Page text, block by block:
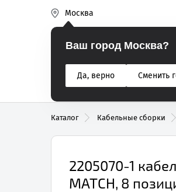
Москва
Эиком
Ваш город Москва?
Да, верно
Сменить
% Акции
Разъемы
Каталог Кабельные сборки
2205070-1
MATCH, 8